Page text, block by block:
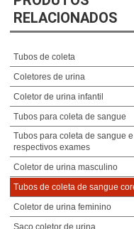
RELACIONADOS
Tubos de coleta
Coletores de urina
Coletor de urina infantil
Tubos para coleta de sangue
Tubos para coleta de sangue
respectivos exames
Coletor de urina masculino
Tubos de coleta de sangue
Coletor de urina feminino
Saco coletor de urina